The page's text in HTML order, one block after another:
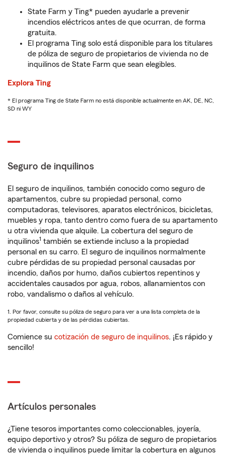
State Farm y Ting* pueden ayudarle a prevenir
incendios eléctricos antes de que ocurran, de forma
gratuita.
El programa Ting solo está disponible para los titulares
de póliza de seguro de propietarios de vivienda no de
inquilinos de State Farm que sean elegibles.
Explora Ting
* El programa Ting de State Farm no está disponible actualmente en AK, DE, NC,
SD ni WY
Seguro de inquilinos
El seguro de inquilinos, también conocido como seguro de
apartamentos, cubre su propiedad personal, como
computadoras, televisores, aparatos electrónicos, bicicletas,
muebles y ropa, tanto dentro como fuera de su apartamento
u otra vivienda que alquile. La cobertura del seguro de
inquilinos1 también se extiende incluso a la propiedad
personal en su carro. El seguro de inquilinos normalmente
cubre pérdidas de su propiedad personal causadas por
incendio, daños por humo, daños cubiertos repentinos y
accidentales causados por agua, robos, allanamientos con
robo, vandalismo o daños al vehículo.
1. Por favor, consulte su póliza de seguro para ver a una lista completa de la
propiedad cubierta y de las pérdidas cubiertas.
Comience su cotización de seguro de inquilinos. ¡Es rápido y
sencillo!
Artículos personales
¿Tiene tesoros importantes como coleccionables, joyería,
equipo deportivo y otros? Su póliza de seguro de propietarios
de vivienda o inquilinos puede limitar la cobertura en algunos